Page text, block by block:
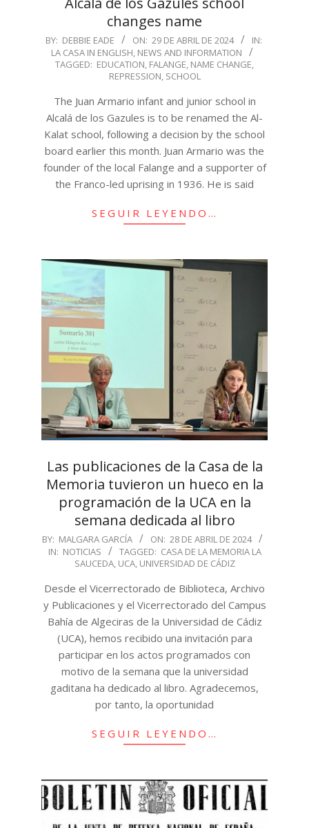
changes name
2024-
04-
BY: DEBBIE EADE ON: 29 DE ABRIL DE 2024
IN:
LA CASA IN ENGLISH, NEWS AND INFORMATION
TAGGED: EDUCATION, FALANGE, NAME CHANGE,
REPRESSION, SCHOOL
The Juan Armario infant and junior school in
Alcalá de los Gazules is to be renamed the Al-
Kalat school, following a decision by the school
board earlier this month. Juan Armario was the
founder of the local Falange and a supporter of
the Franco-led uprising in 1936. He is said
SEGUIR LEYENDO…
Las publicaciones de la Casa de la
Memoria tuvieron un hueco en la
programación de la UCA en la
semana dedicada al libro
2024-
04-
BY: MALGARA GARCÍA ON: 28 DE ABRIL DE 2024
IN: NOTICIAS TAGGED: CASA DE LA MEMORIA LA
SAUCEDA, UCA, UNIVERSIDAD DE CÁDIZ
Desde el Vicerrectorado de Biblioteca, Archivo
y Publicaciones y el Vicerrectorado del Campus
Bahía de Algeciras de la Universidad de Cádiz
(UCA), hemos recibido una invitación para
participar en los actos programados con
motivo de la semana que la universidad
gaditana ha dedicado al libro. Agradecemos,
por tanto, la oportunidad
SEGUIR LEYENDO…